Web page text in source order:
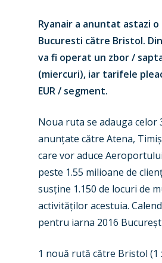
Ryanair a anuntat astazi
Bucuresti către Bristol.
va fi operat un zbor /
(miercuri), iar tarifele
EUR / segment.
Noua ruta se adauga celor
anunțate către Atena,
care vor aduce
peste 1.55 milioane de
susține 1.150 de locuri de
activităților acestuia.
pentru iarna 2016
1 nouă rută către Bristol (1